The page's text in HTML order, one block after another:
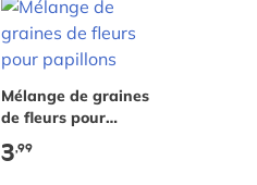
Mélange de graines
de fleurs pour
papillons
3,99